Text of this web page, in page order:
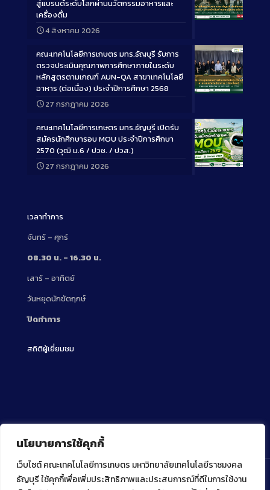
นโยบายการใช้คุกกี้
เว็บไซต์ คณะเทคโนโลยีการเกษตร มหาวิทยาลัยเทคโนโลยีราชมงคล
ธัญบุรี ใช้คุกกี้เพื่อเพิ่มประสิทธิภาพและประสบการณ์ที่ดีในการใช้งาน
Long
สู่แบรนด์ระดับโลกผ่านนวัตกรรมอาหารและ
เครื่องดื่ม
4 สิงหาคม 2026
Long
คณะเทคโนโลยีการเกษตร มทร.ธัญบุรี รับการ
ตรวจประเมินคุณภาพการศึกษาภายในระดับ
หลักสูตรตามเกณฑ์ AUN-QA สาขาเทคโนโลยี
อาหาร (ต่อเนื่อง) ประจำปีการศึกษา 2568
27 กรกฎาคม 2026
Long
คณะเทคโนโลยีการเกษตร มทร.ธัญบุรี เปิดรับ
สมัครนักศึกษารอบ MOU ประจำปีการศึกษา
2570 (วุฒิ ม.6 / ปวช. / ปวส.)
27 กรกฎาคม 2026
เวลาทำการ
จันทร์ – ศุกร์
08.30 น. – 16.30 น.
เสาร์ – อาทิตย์
วันหยุดนักขัตฤกษ์
ปิดทำการ
สถิติผู้เยี่ยมชม